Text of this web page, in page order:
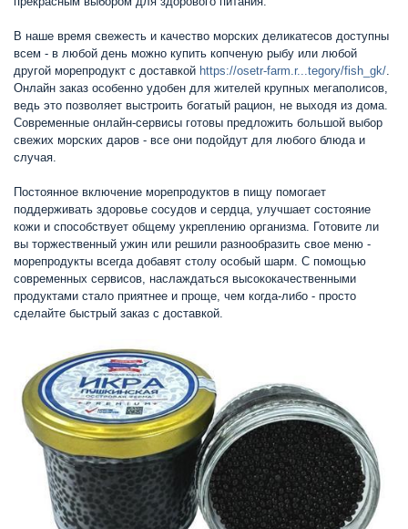
В наше время свежесть и качество морских деликатесов доступны
всем - в любой день можно купить копченую рыбу или любой
другой морепродукт с доставкой https://osetr-farm.r...tegory/fish_gk/.
Онлайн заказ особенно удобен для жителей крупных мегаполисов,
ведь это позволяет выстроить богатый рацион, не выходя из дома.
Современные онлайн-сервисы готовы предложить большой выбор
свежих морских даров - все они подойдут для любого блюда и
случая.
Постоянное включение морепродуктов в пищу помогает
поддерживать здоровье сосудов и сердца, улучшает состояние
кожи и способствует общему укреплению организма. Готовите ли
вы торжественный ужин или решили разнообразить свое меню -
морепродукты всегда добавят столу особый шарм. С помощью
современных сервисов, наслаждаться высококачественными
продуктами стало приятнее и проще, чем когда-либо - просто
сделайте быстрый заказ с доставкой.